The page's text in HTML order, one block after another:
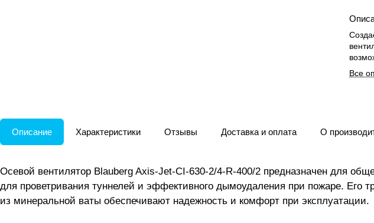
Все
Описание Характеристики Отзывы Доставка и оплата О
Осевой вентилятор Blauberg Axis-Jet-CI-630-2/4-R-400/2 предназначен для
для проветривания туннелей и эффективного дымоудаления при пожаре.
из минеральной ваты обеспечивают надежность и комфорт при эксплуатации.